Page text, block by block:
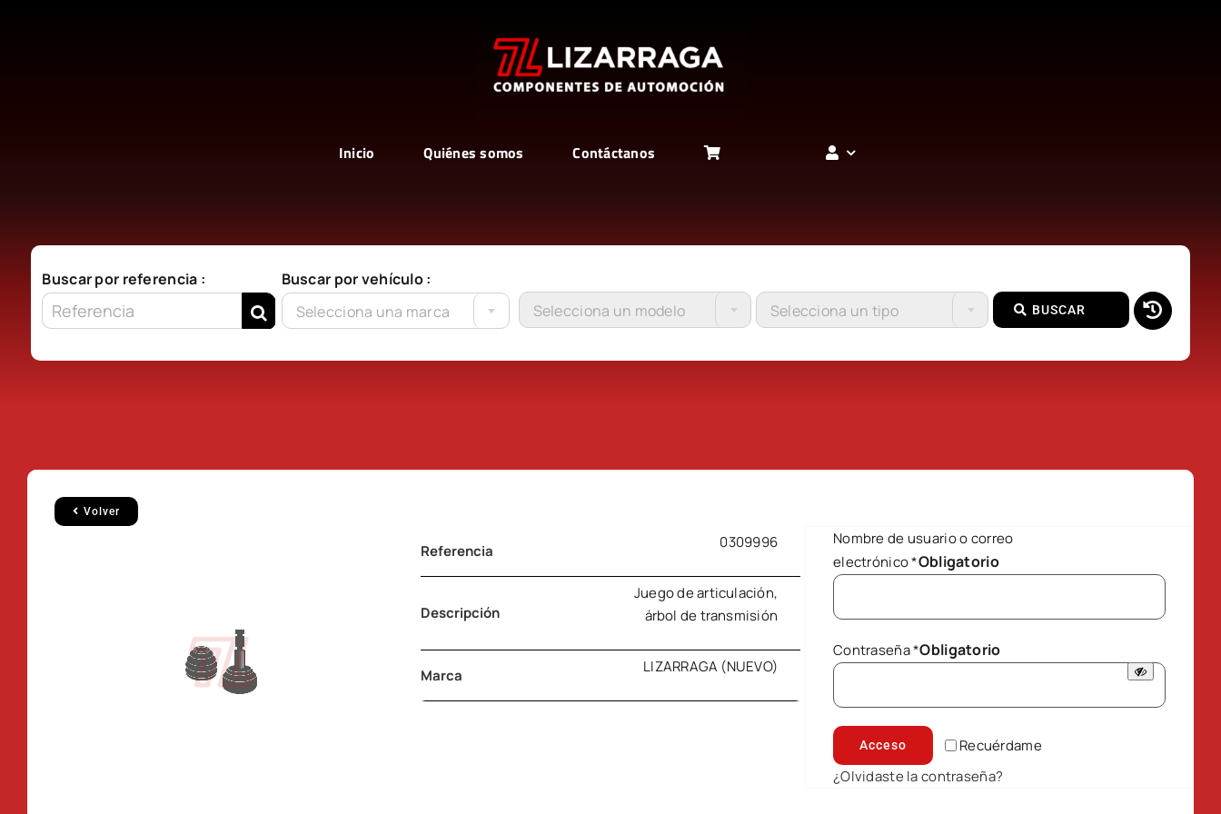
Inicio Quiénes somos Contáctanos
Buscar por referencia :
Buscar por vehículo :
Selecciona una marca
Selecciona un modelo Selecciona un tipo BUSCAR
Volver
Referencia 0309996
Descripción
Juego de articulación,
árbol de transmisión
Marca LIZARRAGA (NUEVO)
Nombre de usuario o correo
electrónico*Obligatorio
Contraseña*Obligatorio
Recuérdame
Acceso
¿Olvidaste la contraseña?